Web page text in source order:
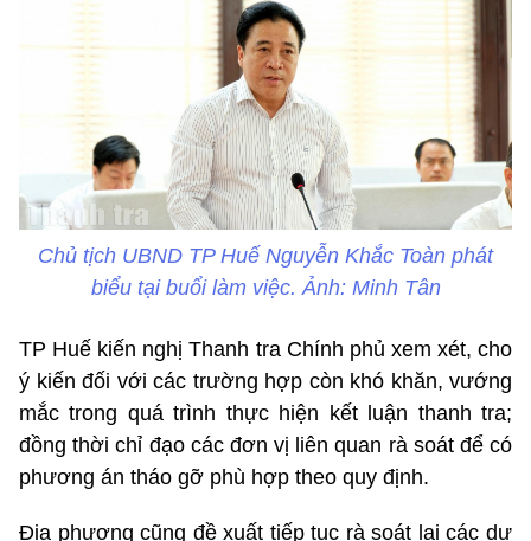
Chủ tịch UBND TP Huế Nguyễn Khắc Toàn phát
biểu tại buổi làm việc. Ảnh: Minh Tân
TP Huế kiến nghị Thanh tra Chính phủ xem xét, cho
ý kiến đối với các trường hợp còn khó khăn, vướng
mắc trong quá trình thực hiện kết luận thanh tra;
đồng thời chỉ đạo các đơn vị liên quan rà soát để có
phương án tháo gỡ phù hợp theo quy định.
Địa phương cũng đề xuất tiếp tục rà soát lại các dự